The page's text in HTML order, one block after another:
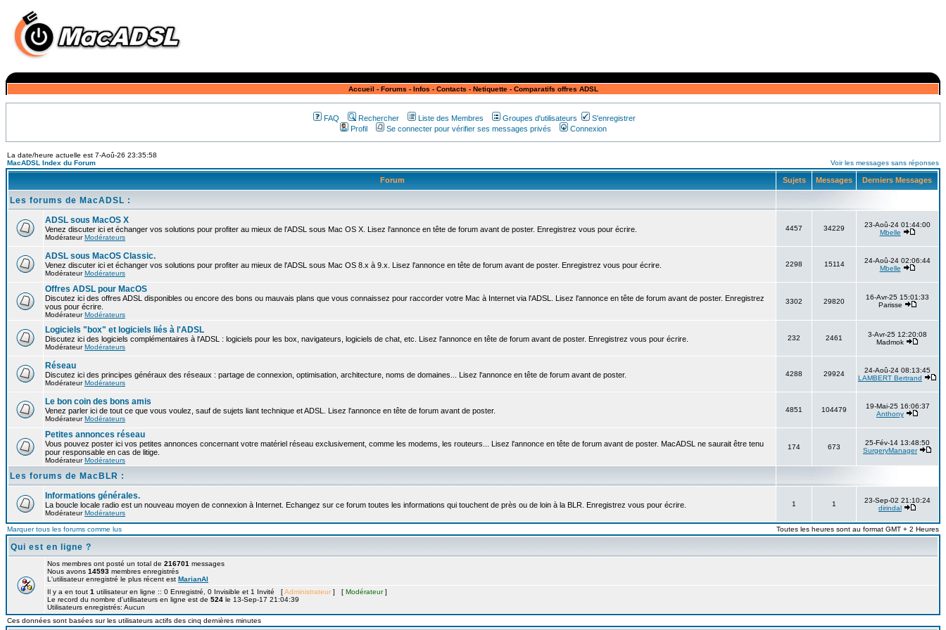
Accueil - Forums - Infos - Contacts - Netiquette- Comparatifs offres ADSL
FAQ Rechercher Liste des Membres Groupes d'utilisateurs
S'enregistrer
Profil
Se connecter pour vérifier ses messages privés Connexion
La date/heure actuelle est 7-Aoû-26 23:35:58
MacADSL Index du Forum
Voir les messages sans réponses
Forum Sujets Messages Derniers Messages
Les forums de MacADSL :
ADSL sous MacOS X
Venez discuter ici et échanger vos solutions pour profiter au mieux de l'ADSL sous Mac OS X. Lisez l'annonce en tête de forum avant de poster. Enregistrez vous pour écrire.
ModérateurModérateurs
4457 34229
23-Aoû-24 01:44:00
Mbelle
ADSL sous MacOS Classic.
Venez discuter ici et échanger vos solutions pour profiter au mieux de l'ADSL sous Mac OS 8.x à 9.x. Lisez l'annonce en tête de forum avant de poster. Enregistrez vous pour écrire.
ModérateurModérateurs
2298 15114
24-Aoû-24 02:06:44
Mbelle
Offres ADSL pour MacOS
Discutez ici des offres ADSL disponibles ou encore des bons ou mauvais plans que vous connaissez pour raccorder votre Mac à Internet via l'ADSL. Lisez l'annonce en tête de forum avant de poster. Enregistrez
vous pour écrire.
ModérateurModérateurs
3302 29820
16-Avr-25 15:01:33
Parisse
Logiciels "box" et logiciels liés à l'ADSL
Discutez ici des logiciels complémentaires à l'ADSL : logiciels pour les box, navigateurs, logiciels de chat, etc. Lisez l'annonce en tête de forum avant de poster. Enregistrez vous pour écrire.
ModérateurModérateurs
232 2461
3-Avr-25 12:20:08
Madmok
Réseau
Discutez ici des principes généraux des réseaux : partage de connexion, optimisation, architecture, noms de domaines... Lisez l'annonce en tête de forum avant de poster.
ModérateurModérateurs
4288 29924
24-Aoû-24 08:13:45
LAMBERT Bertrand
Le bon coin des bons amis
Venez parler ici de tout ce que vous voulez, sauf de sujets liant technique et ADSL. Lisez l'annonce en tête de forum avant de poster.
ModérateurModérateurs
4851 104479
19-Mai-25 16:06:37
Anthony
Petites annonces réseau
Vous pouvez poster ici vos petites annonces concernant votre matériel réseau exclusivement, comme les modems, les routeurs... Lisez l'annonce en tête de forum avant de poster. MacADSL ne saurait être tenu
pour responsable en cas de litige.
ModérateurModérateurs
174 673
25-Fév-14 13:48:50
SurgeryManager
Les forums de MacBLR :
Informations générales.
La boucle locale radio est un nouveau moyen de connexion à Internet. Echangez sur ce forum toutes les informations qui touchent de près ou de loin à la BLR. Enregistrez vous pour écrire.
ModérateurModérateurs
1 1
23-Sep-02 21:10:24
dirindal
Marquer tous les forums comme lus Toutes les heures sont au format GMT + 2 Heures
Qui est en ligne ?
Nos membres ont posté un total de 216701 messages
Nous avons 14593 membres enregistrés
L'utilisateur enregistré le plus récent est MarianAl
Il y a en tout 1 utilisateur en ligne :: 0 Enregistré, 0 Invisible et 1 Invité [Administrateur ] [ Modérateur]
Le record du nombre d'utilisateurs en ligne est de 524 le 13-Sep-17 21:04:39
Utilisateurs enregistrés: Aucun
Ces données sont basées sur les utilisateurs actifs des cinq dernières minutes